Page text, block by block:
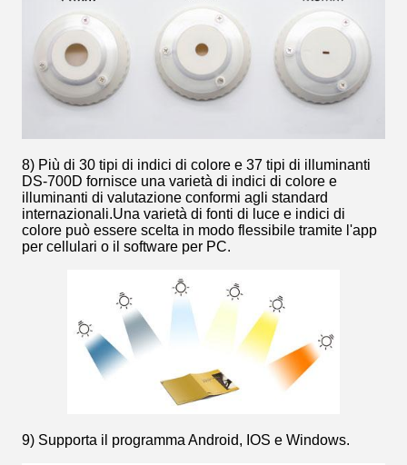
8) Più di 30 tipi di indici di colore e 37 tipi di illuminanti
DS-700D fornisce una varietà di indici di colore e
illuminanti di valutazione conformi agli standard
internazionali.Una varietà di fonti di luce e indici di
colore può essere scelta in modo flessibile tramite l'app
per cellulari o il software per PC.
9) Supporta il programma Android, IOS e Windows.